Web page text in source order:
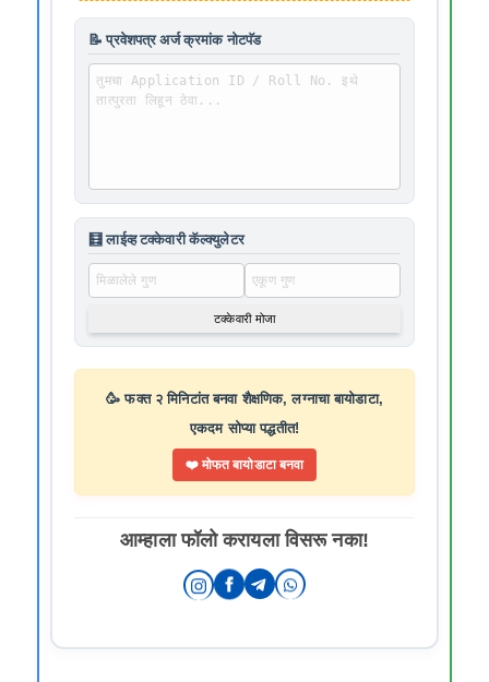
📝 प्रवेशपत्र अर्ज क्रमांक नोटपॅड
🧮 लाईव्ह टक्केवारी कॅल्क्युलेटर
टक्केवारी मोजा
🥳 फक्त २ मिनिटांत बनवा शैक्षणिक, लग्नाचा बायोडाटा,
एकदम सोप्या पद्धतीत!
❤️ मोफत बायोडाटा बनवा
आम्हाला फॉलो करायला विसरू नका!